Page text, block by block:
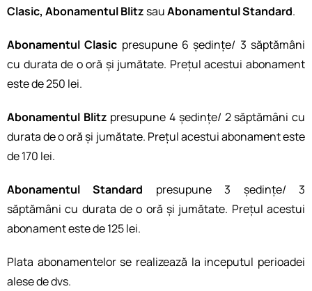
Clasic, Abonamentul Blitz sauAbonamentul Standard.
Abonamentul Clasic presupune 6 ședințe/ 3 săptămâni
cu durata de o oră și jumătate. Prețul acestui abonament
este de 250 lei.
Abonamentul Blitz presupune 4 ședințe/ 2 săptămâni cu
durata de o oră și jumătate. Prețul acestui abonament este
de 170 lei.
Abonamentul Standard presupune 3 ședințe/ 3
săptămâni cu durata de o oră și jumătate. Prețul acestui
abonament este de 125 lei.
Plata abonamentelor se realizează la inceputul perioadei
alese de dvs.